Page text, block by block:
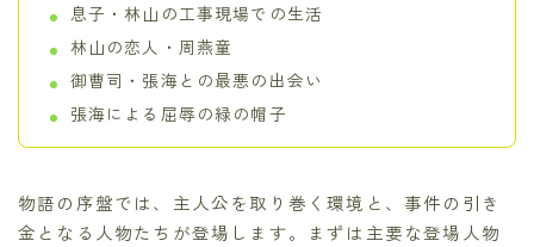
息子・林山の工事現場での生活
林山の恋人・周燕童
御曹司・張海との最悪の出会い
張海による屈辱の緑の帽子
物語の序盤では、主人公を取り巻く環境と、事件の引き
金となる人物たちが登場します。まずは主要な登場人物